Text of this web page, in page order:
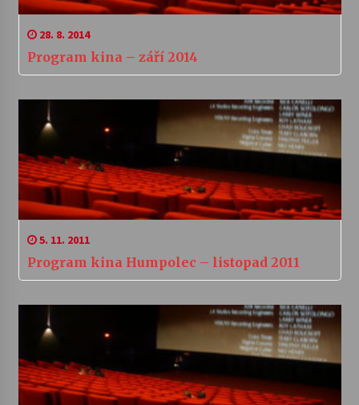
28. 8. 2014
Program kina – září 2014
5. 11. 2011
Program kina Humpolec – listopad 2011